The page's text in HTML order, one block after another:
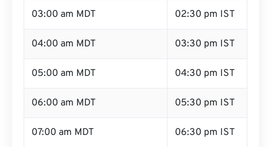
03:00 am MDT 02:30 pm IST
04:00 am MDT 03:30 pm IST
05:00 am MDT 04:30 pm IST
06:00 am MDT 05:30 pm IST
07:00 am MDT 06:30 pm IST